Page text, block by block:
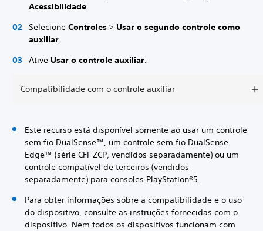
Acessibilidade.
Selecione Controles > Usar o segundo controle como
auxiliar.
Ative Usar o controle auxiliar.
Compatibilidade com o controle auxiliar
Este recurso está disponível somente ao usar um controle
sem fio DualSense™, um controle sem fio DualSense
Edge™ (série CFI-ZCP, vendidos separadamente) ou um
controle compatível de terceiros (vendidos
separadamente) para consoles PlayStation®5.
Para obter informações sobre a compatibilidade e o uso
do dispositivo, consulte as instruções fornecidas com o
dispositivo. Nem todos os dispositivos funcionam com